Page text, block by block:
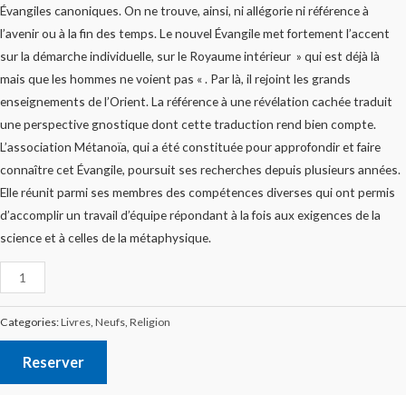
Évangiles canoniques. On ne trouve, ainsi, ni allégorie ni référence à
l’avenir ou à la fin des temps. Le nouvel Évangile met fortement l’accent
sur la démarche individuelle, sur le Royaume intérieur » qui est déjà là
mais que les hommes ne voient pas « . Par là, il rejoint les grands
enseignements de l’Orient. La référence à une révélation cachée traduit
une perspective gnostique dont cette traduction rend bien compte.
L’association Métanoïa, qui a été constituée pour approfondir et faire
connaître cet Évangile, poursuit ses recherches depuis plusieurs années.
Elle réunit parmi ses membres des compétences diverses qui ont permis
d’accomplir un travail d’équipe répondant à la fois aux exigences de la
science et à celles de la métaphysique.
Categories:Livres Neufs Religion
Reserver